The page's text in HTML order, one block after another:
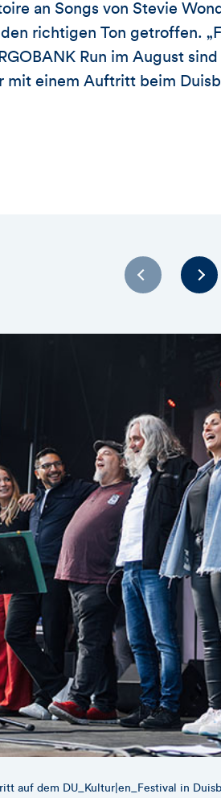
an Songs von Stevie
richtigen Ton getroffen.
Run im August
mit einem Auftritt beim
auf dem DU_Kultur|en_Festival in